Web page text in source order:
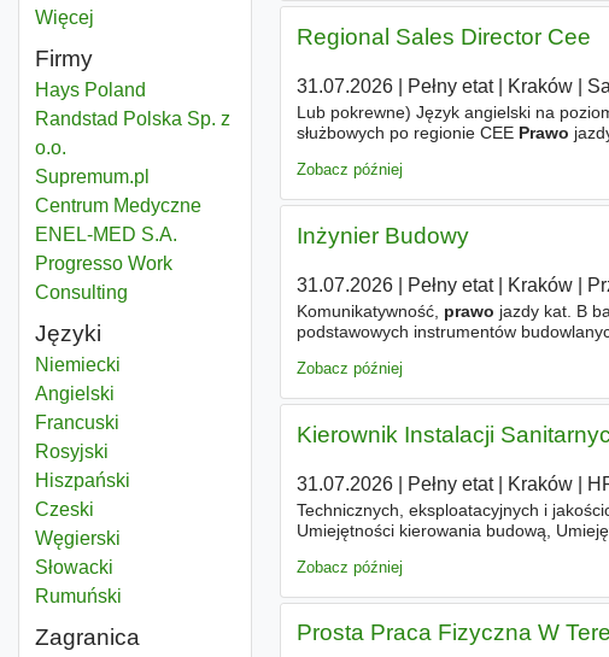
Więcej
Firmy
Hays Poland
Randstad Polska Sp. z
o.o.
Supremum.pl
Centrum Medyczne
ENEL-MED S.A.
Progresso Work
Consulting
Języki
Niemiecki
Angielski
Francuski
Rosyjski
Hiszpański
Czeski
Węgierski
Słowacki
Rumuński
Zagranica
Regional Sales Director Cee
31.07.2026| Pełny etat| Kraków|
Lub pokrewne) Język angielski na
służbowych po regionie CEE Prawo
Zobacz później
Inżynier Budowy
31.07.2026| Pełny etat| Kraków|
Komunikatywność, prawo jazdy kat. B
podstawowych instrumentów
Zobacz później
Kierownik Instalacji
31.07.2026| Pełny etat| Kraków|
Technicznych, eksploatacyjnych i
Umiejętności kierowania budową,
Zobacz później
Prosta Praca Fizyczna W